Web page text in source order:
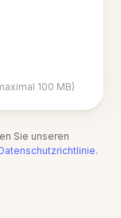
100 MB)
Sie unseren
.